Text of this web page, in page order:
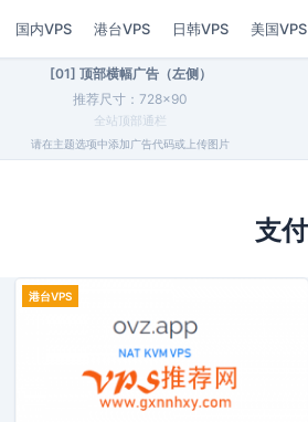
国内VPS 港台VPS 日韩VPS 美国VPS
[01] 顶部横幅广告（左侧）
推荐尺寸：728×90
全站顶部通栏
请在主题选项中添加广告代码或上传图片
支
港台VPS